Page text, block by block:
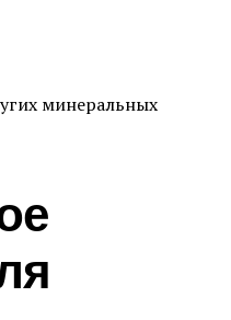
минеральных